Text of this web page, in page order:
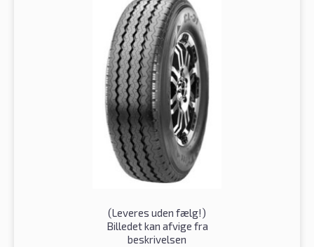
(Leveres uden fælg!)
Billedet kan afvige fra
beskrivelsen